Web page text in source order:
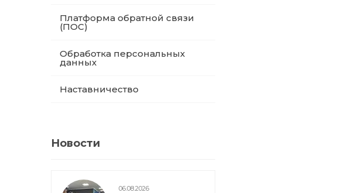
Платформа обратной связи
(ПОС)
Обработка персональных
данных
Наставничество
Новости
06.08.2026